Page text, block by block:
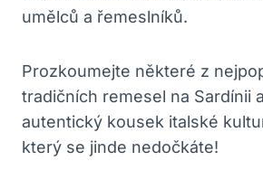
umělců a řemeslníků.
Prozkoumejte některé z
tradičních remesel na Sardínii
autentický kousek italské
který se jinde nedočkáte!